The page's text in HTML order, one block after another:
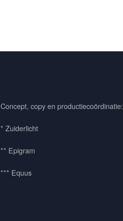
Concept, copy en productiecoördinatie:
* Zuiderlicht
** Epigram
*** Equus